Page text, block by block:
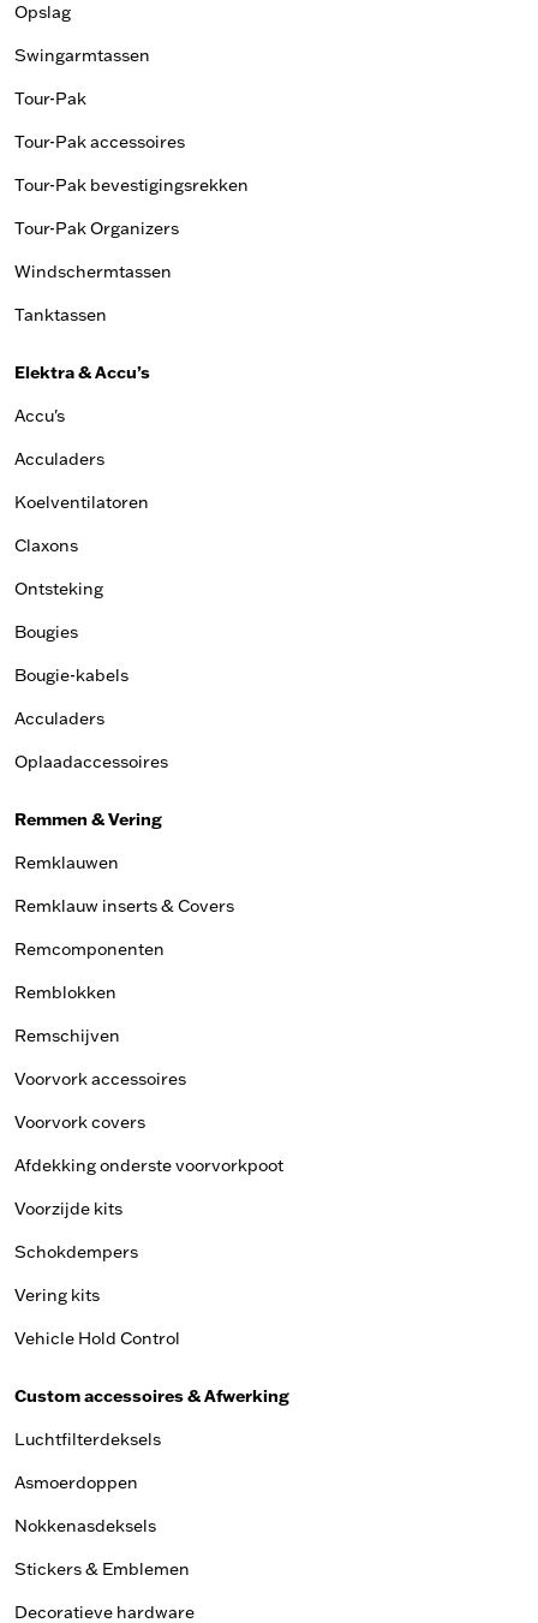
Opslag
Swingarmtassen
Tour-Pak
Tour-Pak accessoires
Tour-Pak bevestigingsrekken
Tour-Pak Organizers
Windschermtassen
Tanktassen
Elektra & Accu’s
Accu's
Acculaders
Koelventilatoren
Claxons
Ontsteking
Bougies
Bougie-kabels
Acculaders
Oplaadaccessoires
Remmen & Vering
Remklauwen
Remklauw inserts & Covers
Remcomponenten
Remblokken
Remschijven
Voorvork accessoires
Voorvork covers
Afdekking onderste voorvorkpoot
Voorzijde kits
Schokdempers
Vering kits
Vehicle Hold Control
Custom accessoires & Afwerking
Luchtfilterdeksels
Asmoerdoppen
Nokkenasdeksels
Stickers & Emblemen
Decoratieve hardware